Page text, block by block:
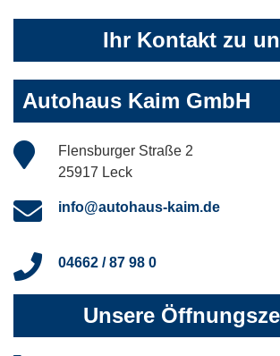
Ihr Kontakt zu
Autohaus Kaim GmbH
Flensburger Straße 2
25917 Leck
info@autohaus-kaim.de
04662 / 87 98 0
Unsere